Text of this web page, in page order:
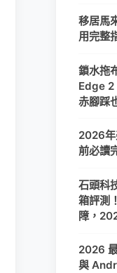
移居馬
用完整
鎖水拖
Edge 2
赤腳踩
2026年
前必讀
石頭科
箱評測
障，
2026
與